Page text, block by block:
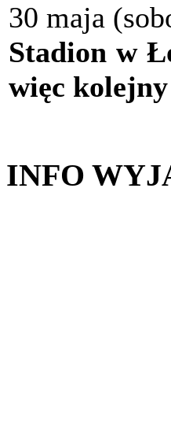
30 maja
Stadion w
więc
INFO